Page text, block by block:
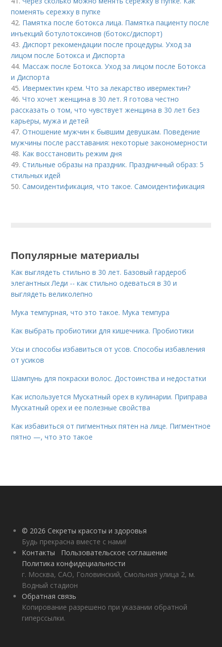
поменять сережку в пупке
42. Памятка после ботокса лица. Памятка пациенту после
инъекций ботулотоксинов (ботокс/диспорт)
43.Диспорт рекомендации после процедуры. Уход за
лицом после Ботокса и Диспорта
44. Массаж после Ботокса. Уход за лицом после Ботокса
и Диспорта
45. Ивермектин крем. Что за лекарство ивермектин?
46.Что хочет женщина в 30 лет. Я готова честно
рассказать о том, что чувствует женщина в 30 лет без
карьеры, мужа и детей
47.Отношение мужчин к бывшим девушкам. Поведение
мужчины после расставания: некоторые закономерности
48. Как восстановить режим дня
49.Стильные образы на праздник. Праздничный образ: 5
стильных идей
50.Самоидентификация, что такое. Самоидентификация
Популярные материалы
Как выглядеть стильно в 30 лет. Базовый гардероб
элегантных Леди -- как стильно одеваться в 30 и
выглядеть великолепно
Мука темпурная, что это такое. Мука темпура
Как выбрать пробиотики для кишечника. Пробиотики
Усы и способы избавиться от усов. Способы избавления
от усиков
Шампунь для покраски волос. Достоинства и недостатки
Как используется Мускатный орех в кулинарии. Приправа
Мускатный орех и ее полезные свойства
Как избавиться от пигментных пятен на лице. Пигментное
пятно —, что это такое
© 2026 Секреты красоты и здоровья
Будь прекрасна вместе с нами!
Контакты
Пользовательское соглашение
Политика конфидециальности
г. Москва, САО, Головинский, Смольная улица 2, м.
Водный стадион
Обратная связь
Копирование разрешено при указании обратной
гиперссылки.